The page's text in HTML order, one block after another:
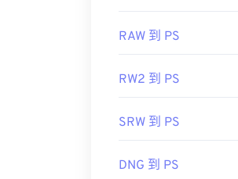
RAW 到 PS
RW2 到 PS
SRW 到 PS
DNG 到 PS